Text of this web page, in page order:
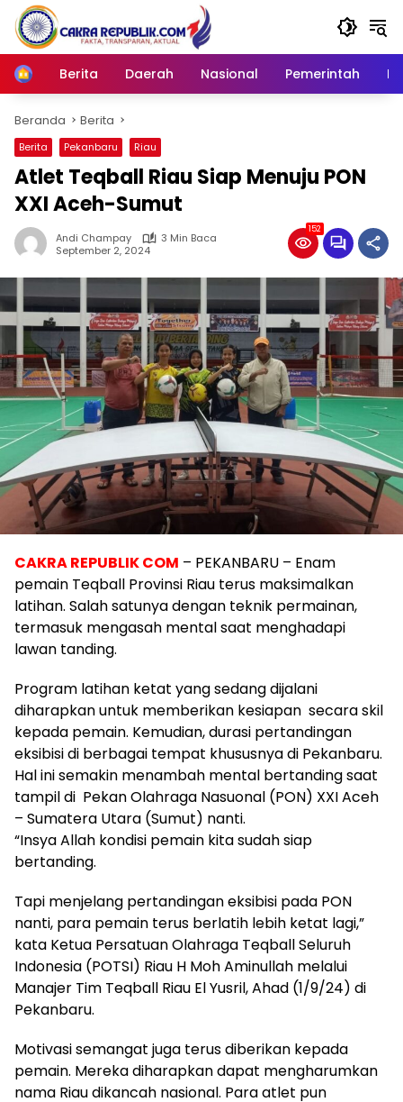
Langsung
konten
Home
Berita Daerah Nasional Pemerintah
Beranda Berita
Berita Pekanbaru Riau
Atlet Teqball Riau Siap Menuju PON
XXI Aceh-Sumut
Andi Champay
3 Min Baca
September 2, 2024
152
CAKRA REPUBLIK COM – PEKANBARU – Enam
pemain Teqball Provinsi Riau terus maksimalkan
latihan. Salah satunya dengan teknik permainan,
termasuk mengasah mental saat menghadapi
lawan tanding.
Program latihan ketat yang sedang dijalani
diharapkan untuk memberikan kesiapan secara skil
kepada pemain. Kemudian, durasi pertandingan
eksibisi di berbagai tempat khususnya di Pekanbaru.
Hal ini semakin menambah mental bertanding saat
tampil di Pekan Olahraga Nasuonal (PON) XXI Aceh
– Sumatera Utara (Sumut) nanti.
“Insya Allah kondisi pemain kita sudah siap
bertanding.
Tapi menjelang pertandingan eksibisi pada PON
nanti, para pemain terus berlatih lebih ketat lagi,”
kata Ketua Persatuan Olahraga Teqball Seluruh
Indonesia (POTSI) Riau H Moh Aminullah melalui
Manajer Tim Teqball Riau El Yusril, Ahad (1/9/24) di
Pekanbaru.
Motivasi semangat juga terus diberikan kepada
pemain. Mereka diharapkan dapat mengharumkan
nama Riau dikancah nasional. Para atlet pun